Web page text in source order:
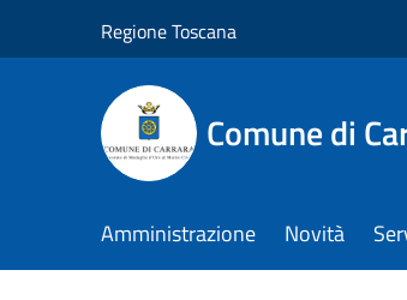
Regione Toscana
Comune di
Amministrazione Novità